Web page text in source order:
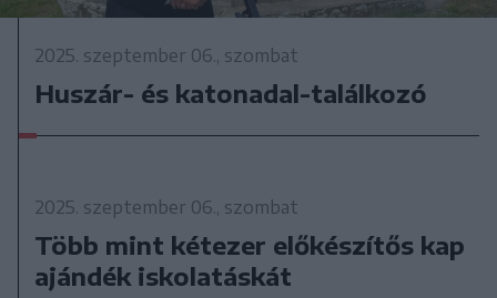
2025. szeptember 06., szombat
Huszár- és katonadal-találkozó
2025. szeptember 06., szombat
Több mint kétezer előkészítős kap
ajándék iskolatáskát